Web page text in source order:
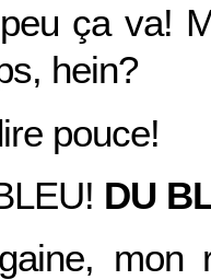
ça va!
hein?
pouce!
DU
mon